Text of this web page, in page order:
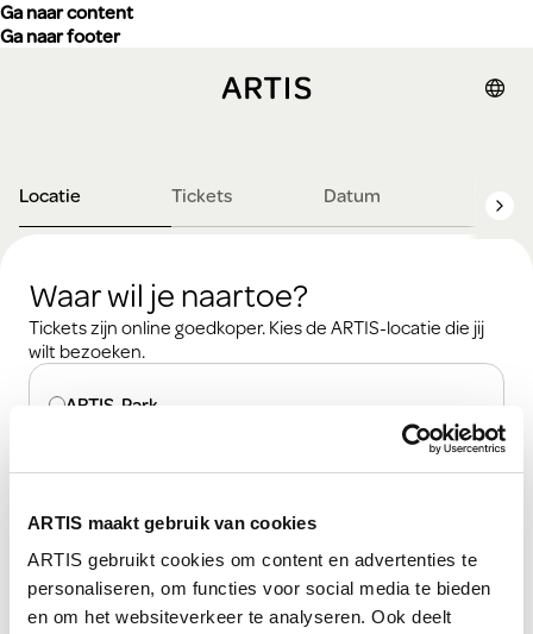
ARTIS maakt gebruik van cookies
ARTIS gebruikt cookies om content en advertenties te
personaliseren, om functies voor social media te bieden
en om het websiteverkeer te analyseren. Ook deelt
Ga naar content
Ga naar footer
Locatie Tickets Datum Details
Waar wil je naartoe?
Tickets zijn online goedkoper. Kies de ARTIS-locatie die jij
wilt bezoeken.
Waar wil je naartoe?
ARTIS-Park
ARTIS-Groote Museum